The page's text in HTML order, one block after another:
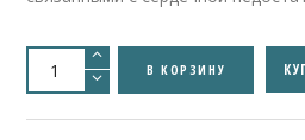
Количество
товара
Cyanocobalamin
B12)
В КОРЗИНУ